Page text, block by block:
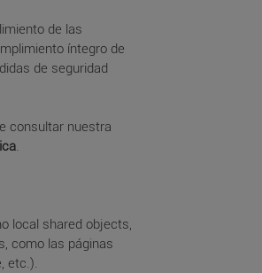
de las
íntegro de
de seguridad
consultar nuestra
local shared objects,
como las páginas
etc.).